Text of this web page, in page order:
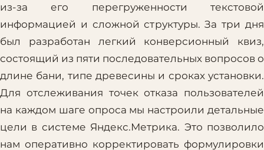
из-за его перегруженности текстовой
информацией и сложной структуры. За три дня
был разработан легкий конверсионный квиз,
состоящий из пяти последовательных вопросов о
длине бани, типе древесины и сроках установки.
Для отслеживания точек отказа пользователей
на каждом шаге опроса мы настроили детальные
цели в системе Яндекс.Метрика. Это позволило
нам оперативно корректировать формулировки